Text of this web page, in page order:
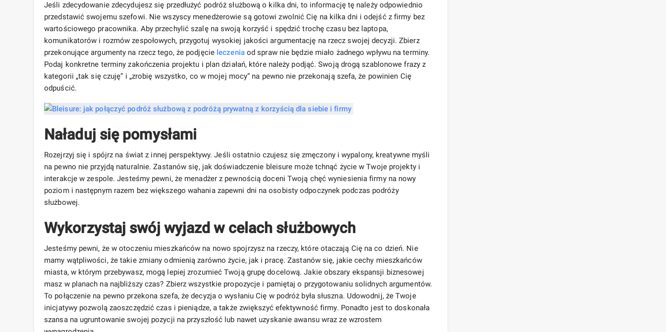
Jeśli zdecydowanie zdecydujesz się przedłużyć podróż służbową o kilka dni, to informację tę należy odpowiednio
przedstawić swojemu szefowi. Nie wszyscy menedżerowie są gotowi zwolnić Cię na kilka dni i odejść z firmy bez
wartościowego pracownika. Aby przechylić szalę na swoją korzyść i spędzić trochę czasu bez laptopa,
komunikatorów i rozmów zespołowych, przygotuj wysokiej jakości argumentację na rzecz swojej decyzji. Zbierz
przekonujące argumenty na rzecz tego, że podjęcie leczeniaod spraw nie będzie miało żadnego wpływu na terminy.
Podaj konkretne terminy zakończenia projektu i plan działań, które należy podjąć. Swoją drogą szablonowe frazy z
kategorii „tak się czuję” i „zrobię wszystko, co w mojej mocy” na pewno nie przekonają szefa, że ​​powinien Cię
odpuścić.
Naładuj się pomysłami
Rozejrzyj się i spójrz na świat z innej perspektywy. Jeśli ostatnio czujesz się zmęczony i wypalony, kreatywne myśli
na pewno nie przyjdą naturalnie. Zastanów się, jak doświadczenie bleisure może tchnąć życie w Twoje projekty i
interakcje w zespole. Jesteśmy pewni, że menadżer z pewnością doceni Twoją chęć wyniesienia firmy na nowy
poziom i następnym razem bez większego wahania zapewni dni na osobisty odpoczynek podczas podróży
służbowej.
Wykorzystaj swój wyjazd w celach służbowych
Jesteśmy pewni, że w otoczeniu mieszkańców na nowo spojrzysz na rzeczy, które otaczają Cię na co dzień. Nie
mamy wątpliwości, że takie zmiany odmienią zarówno życie, jak i pracę. Zastanów się, jakie cechy mieszkańców
miasta, w którym przebywasz, mogą lepiej zrozumieć Twoją grupę docelową. Jakie obszary ekspansji biznesowej
masz w planach na najbliższy czas? Zbierz wszystkie propozycje i pamiętaj o przygotowaniu solidnych argumentów.
To połączenie na pewno przekona szefa, że ​​decyzja o wysłaniu Cię w podróż była słuszna. Udowodnij, że Twoje
inicjatywy pozwolą zaoszczędzić czas i pieniądze, a także zwiększyć efektywność firmy. Ponadto jest to doskonała
szansa na ugruntowanie swojej pozycji na przyszłość lub nawet uzyskanie awansu wraz ze wzrostem